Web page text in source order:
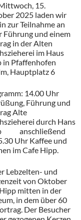
15.
2025 laden wir
zur Teilnahme an
Führung und einem
in der Alten
im Haus
in Pfaffenhofen
Hauptplatz 6
14.00 Uhr
Führung und
Alte
durch Hans
anschließend
Uhr Kaffee und
im Cafe Hipp.
Lebzelten- und
von Oktober
mitten in der
in dem über 60
Der Besucher